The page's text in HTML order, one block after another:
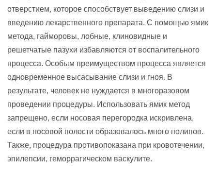
отверстием, которое способствует выведению слизи и
введению лекарственного препарата. С помощью ямик
метода, гайморовы, лобные, клиновидные и
решетчатые пазухи избавляются от воспалительного
процесса. Особым преимуществом процесса является
одновременное высасывание слизи и гноя. В
результате, человек не нуждается в многоразовом
проведении процедуры. Использовать ямик метод
запрещено, если носовая перегородка искривлена,
если в носовой полости образовалось много полипов.
Также, процедура противопоказана при кровотечении,
эпилепсии, геморрагическом васкулите.